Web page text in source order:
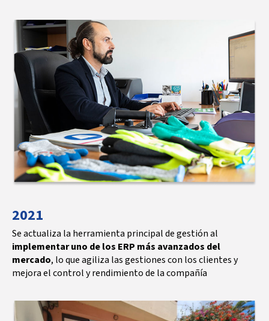
2021
Se actualiza la herramienta principal de gestión al
implementar uno de los ERP más avanzados del
mercado, lo que agiliza las gestiones con los clientes y
mejora el control y rendimiento de la compañía